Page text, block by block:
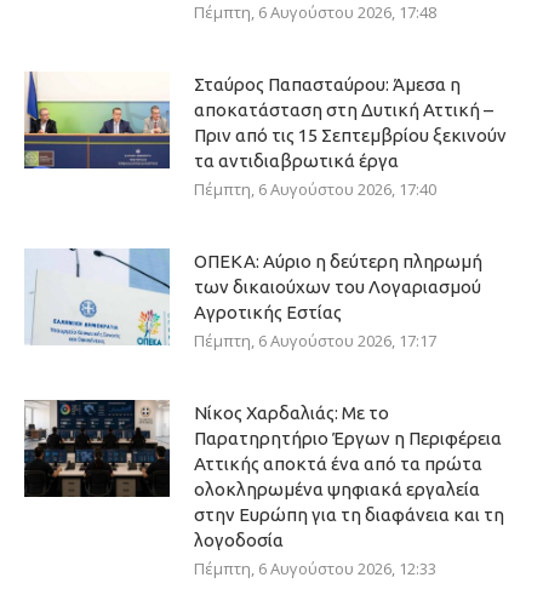
Πέμπτη, 6 Αυγούστου 2026, 17:48
Σταύρος Παπασταύρου: Άμεσα η
αποκατάσταση στη Δυτική Αττική –
Πριν από τις 15 Σεπτεμβρίου ξεκινούν
τα αντιδιαβρωτικά έργα
Πέμπτη, 6 Αυγούστου 2026, 17:40
ΟΠΕΚΑ: Αύριο η δεύτερη πληρωμή
των δικαιούχων του Λογαριασμού
Αγροτικής Εστίας
Πέμπτη, 6 Αυγούστου 2026, 17:17
Νίκος Χαρδαλιάς: Με το
Παρατηρητήριο Έργων η Περιφέρεια
Αττικής αποκτά ένα από τα πρώτα
ολοκληρωμένα ψηφιακά εργαλεία
στην Ευρώπη για τη διαφάνεια και τη
λογοδοσία
Πέμπτη, 6 Αυγούστου 2026, 12:33